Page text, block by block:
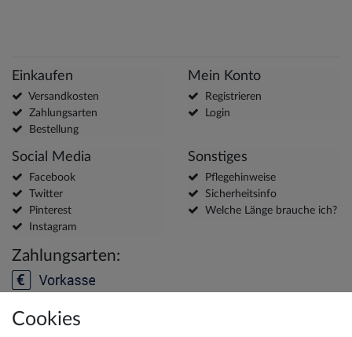
Einkaufen
Versandkosten
Zahlungsarten
Bestellung
Mein Konto
Registrieren
Login
Social Media
Facebook
Twitter
Pinterest
Instagram
Sonstiges
Pflegehinweise
Sicherheitsinfo
Welche Länge brauche ich?
Zahlungsarten:
Cookies